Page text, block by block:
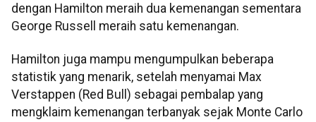
dengan Hamilton meraih dua kemenangan sementara
George Russell meraih satu kemenangan.
Hamilton juga mampu mengumpulkan beberapa
statistik yang menarik, setelah menyamai Max
Verstappen (Red Bull) sebagai pembalap yang
mengklaim kemenangan terbanyak sejak Monte Carlo